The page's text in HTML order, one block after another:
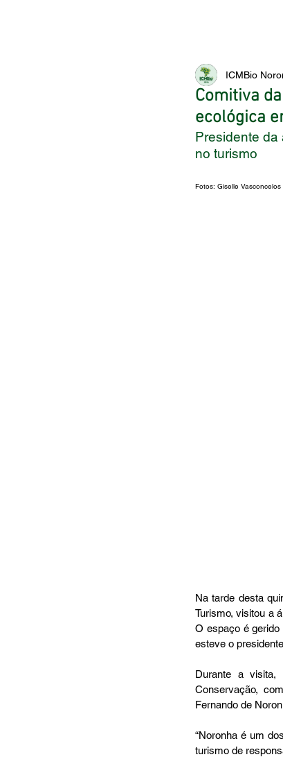
Comitiva
ecológica
ICMBio
Presidente da
no turismo
Fotos: Giselle Vasconcelos
Na tarde desta
Turismo, visitou a
O espaço é
esteve o
Durante a visita,
Conservação,
Fernando de
“Noronha é um
turismo de